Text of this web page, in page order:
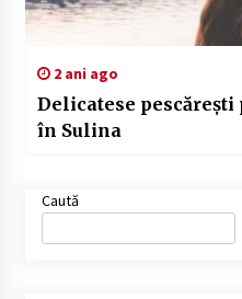
2 ani ago
Delicatese pescărești
în Sulina
Caută